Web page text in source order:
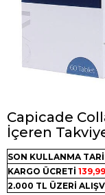
Capicade
İçeren
SON KULLANMA
KARGO ÜCRETİ
2.000 TL ÜZERİ